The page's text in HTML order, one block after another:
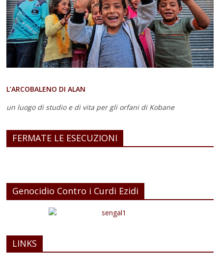
L’ARCOBALENO DI ALAN
un luogo di studio e di vita per gli orfani di Kobane
FERMATE LE ESECUZIONI
Genocidio Contro i Curdi Ezidi
LINKS